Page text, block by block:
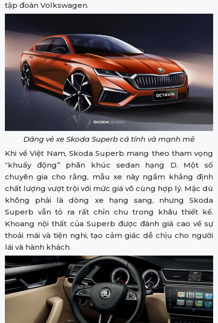
tập đoàn Volkswagen.
Dáng vẻ xe Skoda Superb cá tính và mạnh mẽ
Khi về Việt Nam, Skoda Superb mang theo tham vọng
“khuấy động” phân khúc sedan hạng D. Một số
chuyên gia cho rằng, mẫu xe này ngầm khẳng định
chất lượng vượt trội với mức giá vô cùng hợp lý. Mặc dù
không phải là dòng xe hạng sang, nhưng Skoda
Superb vẫn tỏ ra rất chỉn chu trong khâu thiết kế.
Khoang nội thất của Superb được đánh giá cao về sự
thoải mái và tiện nghi, tạo cảm giác dễ chịu cho người
lái và hành khách.